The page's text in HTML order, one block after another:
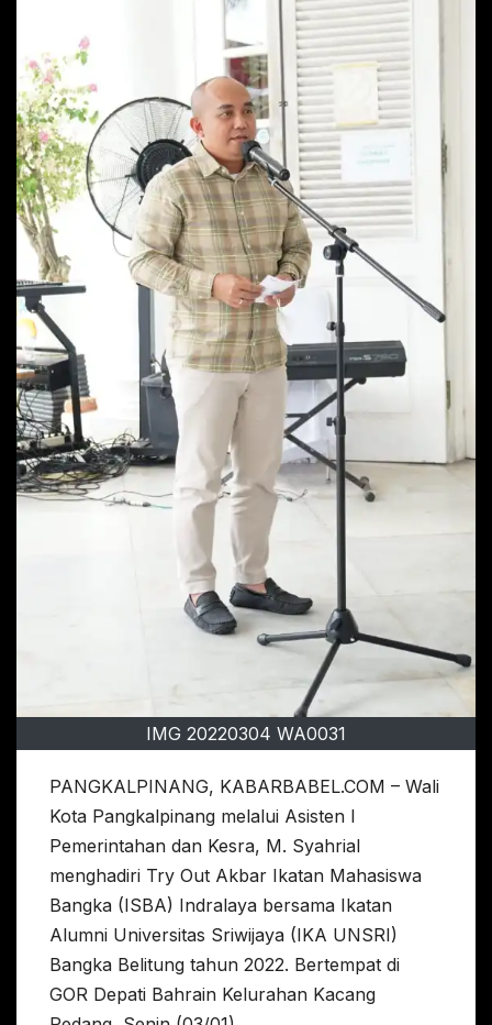
IMG 20220304 WA0031
PANGKALPINANG, KABARBABEL.COM – Wali
Kota Pangkalpinang melalui Asisten I
Pemerintahan dan Kesra, M. Syahrial
menghadiri Try Out Akbar Ikatan Mahasiswa
Bangka (ISBA) Indralaya bersama Ikatan
Alumni Universitas Sriwijaya (IKA UNSRI)
Bangka Belitung tahun 2022. Bertempat di
GOR Depati Bahrain Kelurahan Kacang